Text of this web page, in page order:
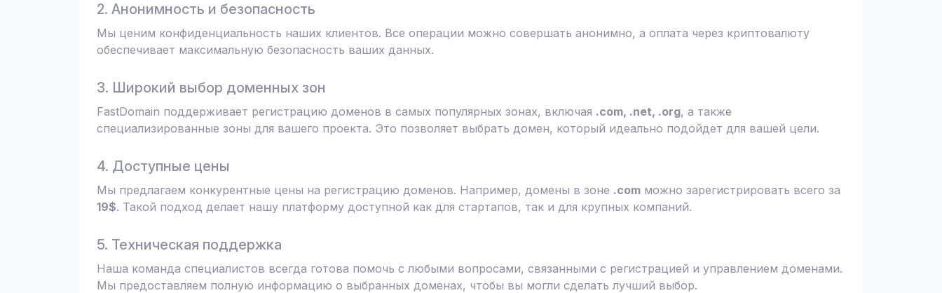
2. Анонимность и безопасность
Мы ценим конфиденциальность наших клиентов. Все операции можно совершать анонимно, а оплата через криптовалюту
обеспечивает максимальную безопасность ваших данных.
3. Широкий выбор доменных зон
FastDomain поддерживает регистрацию доменов в самых популярных зонах, включая .com, .net, .org, а также
специализированные зоны для вашего проекта. Это позволяет выбрать домен, который идеально подойдет для вашей цели.
4. Доступные цены
Мы предлагаем конкурентные цены на регистрацию доменов. Например, домены в зоне .com можно зарегистрировать всего за
19$. Такой подход делает нашу платформу доступной как для стартапов, так и для крупных компаний.
5. Техническая поддержка
Наша команда специалистов всегда готова помочь с любыми вопросами, связанными с регистрацией и управлением доменами.
Мы предоставляем полную информацию о выбранных доменах, чтобы вы могли сделать лучший выбор.